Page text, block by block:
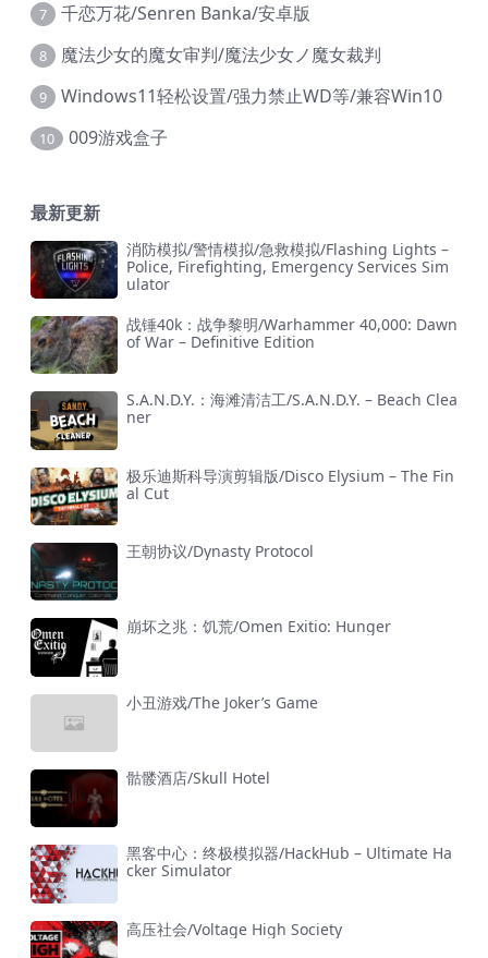
7 千恋万花/Senren Banka/安卓版
8 魔法少女的魔女审判/魔法少女ノ魔女裁判
9 Windows11轻松设置/强力禁止WD等/兼容Win10
10 009游戏盒子
最新更新
消防模拟/警情模拟/急救模拟/Flashing Lights –
Police, Firefighting, Emergency Services Sim
ulator
战锤40k：战争黎明/Warhammer 40,000: Dawn
of War – Definitive Edition
S.A.N.D.Y.：海滩清洁工/S.A.N.D.Y. – Beach Clea
ner
极乐迪斯科导演剪辑版/Disco Elysium – The Fin
al Cut
王朝协议/Dynasty Protocol
崩坏之兆：饥荒/Omen Exitio: Hunger
小丑游戏/The Joker’s Game
骷髅酒店/Skull Hotel
黑客中心：终极模拟器/HackHub – Ultimate Ha
cker Simulator
高压社会/Voltage High Society